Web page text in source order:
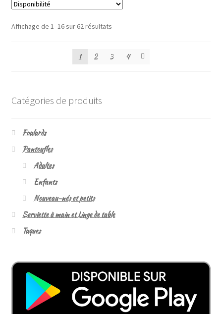
Affichage de 1–16 sur 62 résultats
1 2 3 4
Catégories de produits
Foulards
Pantoufles
Adultes
Enfants
Nouveau-nés et petits
Serviette à main et Linge de table
Tuques